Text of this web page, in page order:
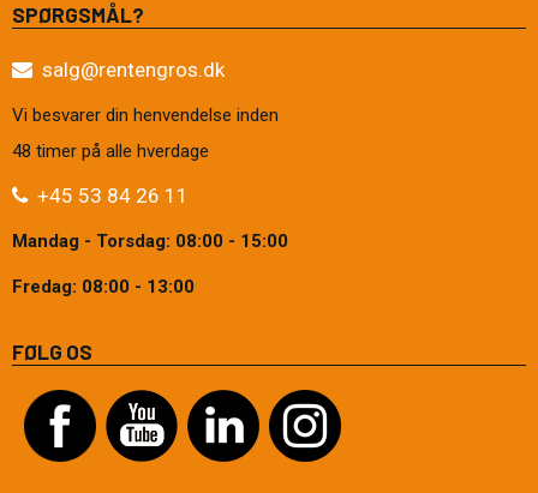
SPØRGSMÅL?
salg@rentengros.dk
Vi besvarer din henvendelse inden
48 timer på alle hverdage
+45 53 84 26 11
Mandag - Torsdag: 08:00 - 15:00
Fredag: 08:00 - 13:00
FØLG OS